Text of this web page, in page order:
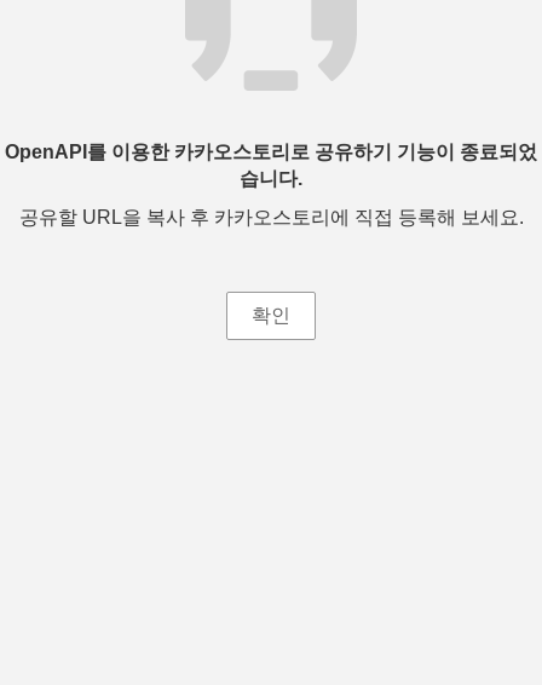
OpenAPI를 이용한 카카오스토리로 공유하기 기능이 종료되었
습니다.
공유할 URL을 복사 후 카카오스토리에 직접 등록해 보세요.
확인